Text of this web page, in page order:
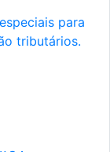
para
tributários.